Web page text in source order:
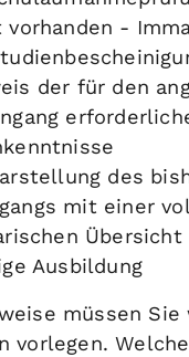
vorhanden -
der für den
des
mit einer
Übersicht
Ausbildung
müssen Sie
vorlegen.